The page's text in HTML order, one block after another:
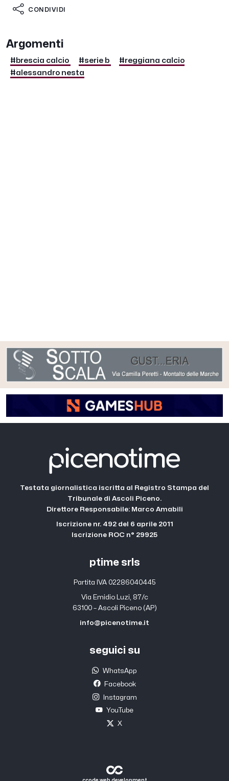
CONDIVIDI
Argomenti
#brescia calcio #serie b
#reggiana calcio
#alessandro nesta
Testata giornalistica iscritta al Registro Stampa del
Tribunale di Ascoli Piceno.
Direttore Responsabile: Marco Amabili
Iscrizione nr. 492 del 6 aprile 2011
Iscrizione ROC n° 29925
ptime srls
Partita IVA 02286040445
Via Emidio Luzi, 87/c
63100 – Ascoli Piceno (AP)
info@picenotime.it
seguici su
WhatsApp
Facebook
Instagram
YouTube
X